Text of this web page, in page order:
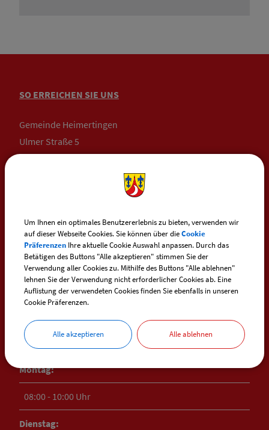
SO ERREICHEN SIE UNS
Gemeinde Heimertingen
Ulmer Straße 5
87751 Heimertingen
+49 (0) 83 35 / 234
E-Mail:heimertingen@vg-boos.de
BayernPortal - Sicherer Kontakt
ÖFFNUNGSZEITEN
RATHAUS HEIMERTINGEN
Montag:
08:00 - 10:00 Uhr
Dienstag:
Um Ihnen ein optimales Benutzererlebnis zu bieten, verwenden wir
auf dieser Webseite Cookies. Sie können über dieCookie
Präferenzen Ihre aktuelle Cookie Auswahl anpassen. Durch das
Betätigen des Buttons "Alle akzeptieren" stimmen Sie der
Verwendung aller Cookies zu. Mithilfe des Buttons "Alle ablehnen"
lehnen Sie der Verwendung nicht erforderlicher Cookies ab. Eine
Auflistung der verwendeten Cookies finden Sie ebenfalls in unseren
Cookie Präferenzen.
Alle akzeptieren Alle ablehnen